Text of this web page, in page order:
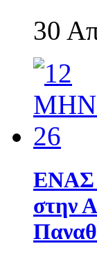
30
ΕΝΑΣ
στην